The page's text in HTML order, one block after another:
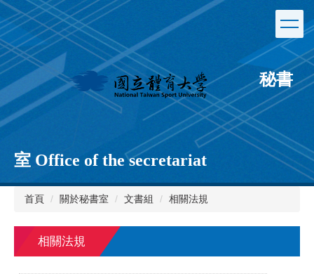
跳
到
主
要
內
容
區
秘書
室 Office of the secretariat
首頁 關於秘書室 文書組 相關法規
相關法規